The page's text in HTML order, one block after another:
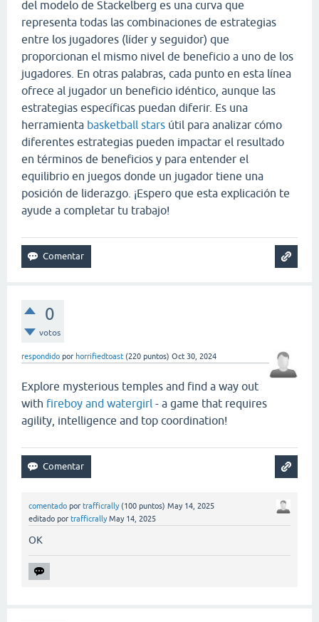
del modelo de Stackelberg es una curva que
representa todas las combinaciones de estrategias
entre los jugadores (líder y seguidor) que
proporcionan el mismo nivel de beneficio a uno de los
jugadores. En otras palabras, cada punto en esta línea
ofrece al jugador un beneficio idéntico, aunque las
estrategias específicas puedan diferir. Es una
herramienta basketball stars útil para analizar cómo
diferentes estrategias pueden impactar el resultado
en términos de beneficios y para entender el
equilibrio en juegos donde un jugador tiene una
posición de liderazgo. ¡Espero que esta explicación te
ayude a completar tu trabajo!
0
votos
respondido por horrifiedtoast (220 puntos) Oct 30, 2024
Explore mysterious temples and find a way out
with fireboy and watergirl - a game that requires
agility, intelligence and top coordination!
comentado por trafficrally (100 puntos) May 14, 2025
editado por trafficrally May 14, 2025
OK